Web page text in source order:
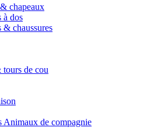
chapeaux
à dos
& chaussures
tours de cou
Animaux de compagnie